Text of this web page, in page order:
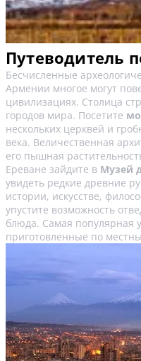
Путеводитель
Бесчисленные
Армении многое могут
цивилизациях. Столица
городов мира. Посетите
нескольких церквей и
века. Величественная
его пышная
Ереване зайдите в Музей
увидеть редкие древние
истории, искусстве,
упустите возможность
блюда. Самая популярная
приготовленные по